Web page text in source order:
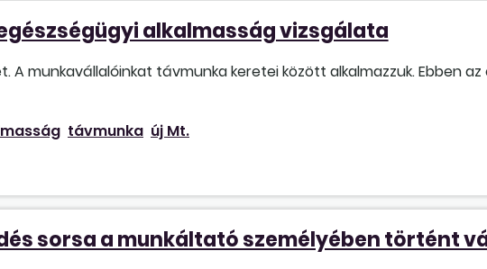
alkalmasság vizsgálata
munkavállalóinkat távmunka keretei között alkalmazzuk. Ebben az
távmunka új Mt.
sorsa a munkáltató személyében történt